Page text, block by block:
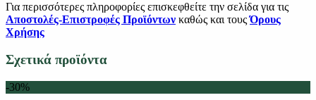
Για περισσότερες πληροφορίες επισκεφθείτε την σελίδα για τις
Αποστολές-Επιστροφές Προϊόντων καθώς και τουςΌρους
Χρήσης
Σχετικά προϊόντα
-30%